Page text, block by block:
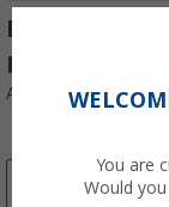
Easy Camp
Romsdal 4
Artikelnr: 406635
-33%
You are
Would